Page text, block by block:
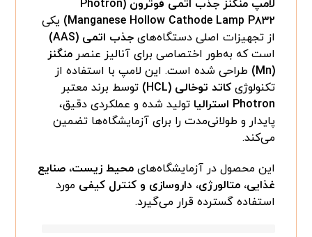
لامپ منگنز جذب اتمی فوترون (Photron
Manganese Hollow Cathode Lamp P۸۳۲) یکی
از تجهیزات اصلی دستگاه‌هایجذب اتمی (AAS)
است که به‌طور اختصاصی برای آنالیز عنصرمنگنز
(Mn)
طراحی شده است. این لامپ با استفاده از
تکنولوژیکاتد توخالی (HCL)
توسط برند معتبر
Photron استرالیا
تولید شده و عملکردی دقیق،
پایدار و طولانی‌مدت را برای آزمایشگاه‌ها تضمین
می‌کند.
این محصول در آزمایشگاه‌هایمحیط زیست، صنایع
غذایی، متالورژی، داروسازی و کنترل کیفی مورد
استفاده گسترده قرار می‌گیرد.